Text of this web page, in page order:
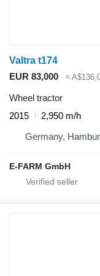
Valtra t174
EUR 83,000
≈
Wheel tractor
2015
2,950 m/h
Germany,
E-FARM GmbH